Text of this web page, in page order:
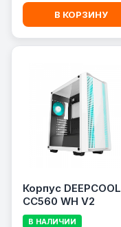
В КОРЗИНУ
Корпус DEEPCOOL
CC560 WH V2
В НАЛИЧИИ